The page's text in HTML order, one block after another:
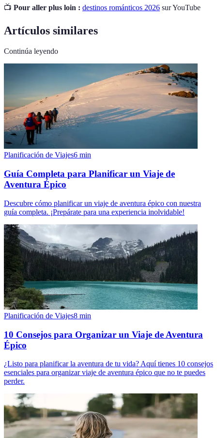
📺 Pour aller plus loin : destinos románticos 2026 sur YouTube
Artículos similares
Continúa leyendo
Planificación de Viajes6 min
Guía Completa para Planificar un Viaje de
Aventura Épico
Descubre cómo planificar un viaje de aventura épico con nuestra
guía completa. ¡Prepárate para una experiencia inolvidable!
Planificación de Viajes8 min
10 Consejos para Organizar un Viaje de Aventura
Épico
¿Listo para planificar la aventura de tu vida? Aquí tienes 10 consejos
esenciales para organizar viaje de aventura épico que no te puedes
perder.